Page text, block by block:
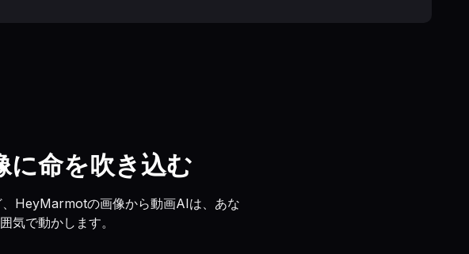
命を吹き込む
HeyMarmotの画像から動画AIは、あな
気で動かします。